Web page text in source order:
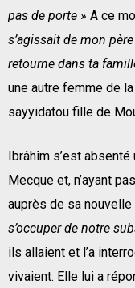
pas de porte » A ce
s’agissait de mon
retourne dans ta
une autre femme de
sayyidatou fille de
Ibrâhîm s’est
Mecque et, n’ayant
auprès de sa
s’occuper de notre
ils allaient et l’a
vivaient. Elle lui a